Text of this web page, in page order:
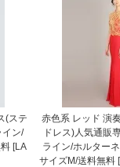
(ステ
イン/
[LA
赤色系 レッド 演
ドレス)人気通販
ライン/ホルター
サイズM/送料無料